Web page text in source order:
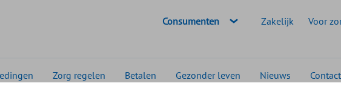
Geselecteerde doelgroep:
Consumenten Zakelijk Voor
Zorg regelen Betalen Gezonder leven Nieuws Contact